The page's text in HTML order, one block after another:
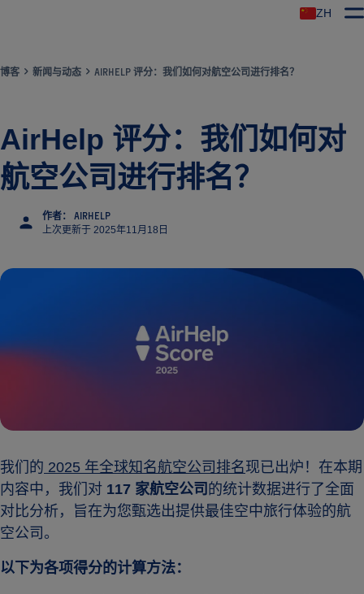
ZH
博客 新闻与动态 AIRHELP 评分：我们如何对航空公司进行排名？
AirHelp 评分：我们如何对
航空公司进行排名？
作者： AIRHELP
上次更新于 2025年11月18日
我们的 2025 年全球知名航空公司排名现已出炉！在本期
内容中，我们对 117 家航空公司 的统计数据进行了全面
对比分析，旨在为您甄选出提供最佳空中旅行体验的航
空公司。
以下为各项得分的计算方法：